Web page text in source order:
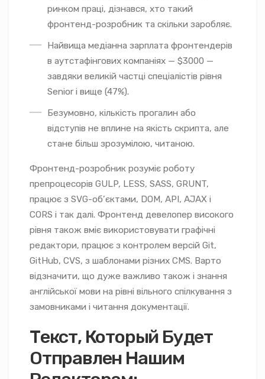
ринком праці, дізнався, хто такий
фронтенд-розробник та скільки заробляє.
Найвища медіанна зарплата фронтендерів
в аутстафінгових компаніях — $3000 —
завдяки великій частці спеціалістів рівня
Senior і вище (47%).
Безумовно, кількість прогалин або
відступів не вплине на якість скрипта, але
стане більш зрозумілою, читаною.
Фронтенд-розробник розуміє роботу
препроцесорів GULP, LESS, SASS, GRUNT,
працює з SVG-об’єктами, DOM, API, AJAX і
CORS і так далі. Фронтенд девелопер високого
рівня також вміє використовувати графічні
редактори, працює з контролем версій Git,
GitHub, CVS, з шаблонами різних CMS. Варто
відзначити, що дуже важливо також і знання
англійської мови на рівні вільного спілкування з
замовниками і читання документації.
Текст, Который Будет
Отправлен Нашим